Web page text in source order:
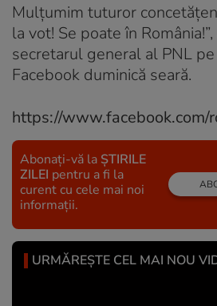
Mulțumim tuturor
la vot! Se poate în
secretarul general al PNL
Facebook duminică seară.
https://
Abonați-vă la ȘTIRILE
ZILEI pentru a fi la
curent cu cele mai noi
informații.
URMĂREȘTE CEL MAI NOU